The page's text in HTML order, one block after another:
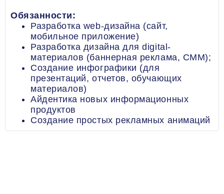
Обязанности:
Разработка web-дизайна (сайт,
мобильное приложение)
Разработка дизайна для digital-
материалов (баннерная реклама, СММ);
Создание инфографики (для
презентаций, отчетов, обучающих
материалов)
Айдентика новых информационных
продуктов
Создание простых рекламных анимаций